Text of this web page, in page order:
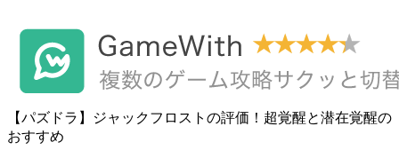
【パズドラ】ジャックフロストの評価！超覚醒と潜在覚醒の
おすすめ